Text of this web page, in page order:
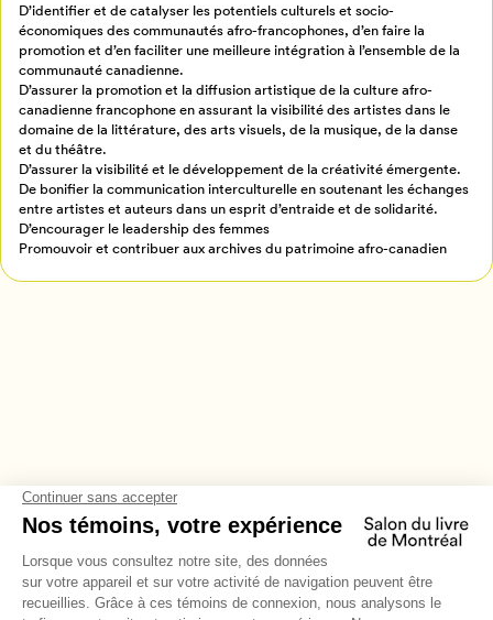
Retour à l’accueil
D’identifier et de catalyser les potentiels culturels et socio-
économiques des communautés afro-francophones, d’en faire la
promotion et d’en faciliter une meilleure intégration à l’ensemble de la
communauté canadienne.
D’assurer la promotion et la diffusion artistique de la culture afro-
canadienne francophone en assurant la visibilité des artistes dans le
domaine de la littérature, des arts visuels, de la musique, de la danse
et du théâtre.
D’assurer la visibilité et le développement de la créativité émergente.
De bonifier la communication interculturelle en soutenant les échanges
entre artistes et auteurs dans un esprit d’entraide et de solidarité.
D’encourager le leadership des femmes
Promouvoir et contribuer aux archives du patrimoine afro-canadien
Créer un profil
Annuler